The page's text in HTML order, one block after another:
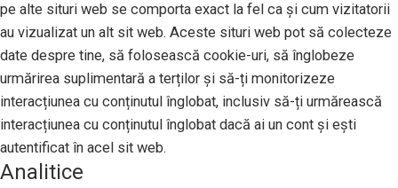
pe alte situri web se comporta exact la fel ca și cum vizitatorii
au vizualizat un alt sit web. Aceste situri web pot să colecteze
date despre tine, să folosească cookie-uri, să înglobeze
urmărirea suplimentară a terților și să-ți monitorizeze
interacțiunea cu conținutul înglobat, inclusiv să-ți urmărească
interacțiunea cu conținutul înglobat dacă ai un cont și ești
autentificat în acel sit web.
Analitice